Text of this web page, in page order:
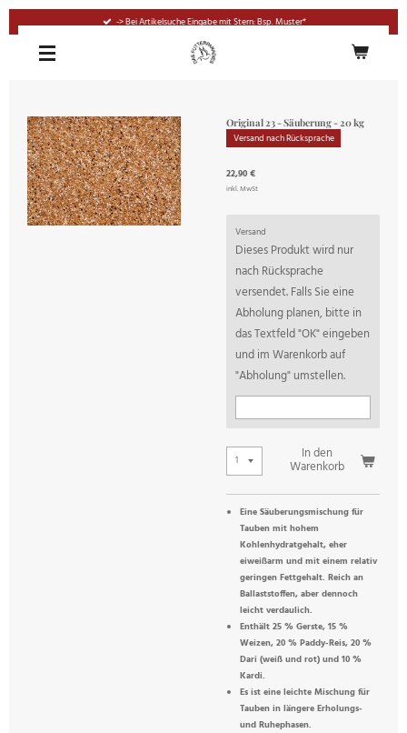
springen
-> Bei Artikelsuche Eingabe mit Stern: Bsp. Muster*
Original 23 - Säuberung - 20 kg
Versand nach Rücksprache
22,90 €
inkl. MwSt
Versand
Dieses Produkt wird nur
nach Rücksprache
versendet. Falls Sie eine
Abholung planen, bitte in
das Textfeld "OK" eingeben
und im Warenkorb auf
"Abholung" umstellen.
In den
Warenkorb
Eine Säuberungsmischung für
Tauben mit hohem
Kohlenhydratgehalt, eher
eiweißarm und mit einem relativ
geringen Fettgehalt. Reich an
Ballaststoffen, aber dennoch
leicht verdaulich.
Enthält 25 % Gerste, 15 %
Weizen, 20 % Paddy-Reis, 20 %
Dari (weiß und rot) und 10 %
Kardi.
Es ist eine leichte Mischung für
Tauben in längere Erholungs-
und Ruhephasen.